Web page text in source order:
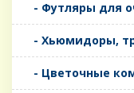
- Футляры для
- Хьюмидоры,
- Цветочные